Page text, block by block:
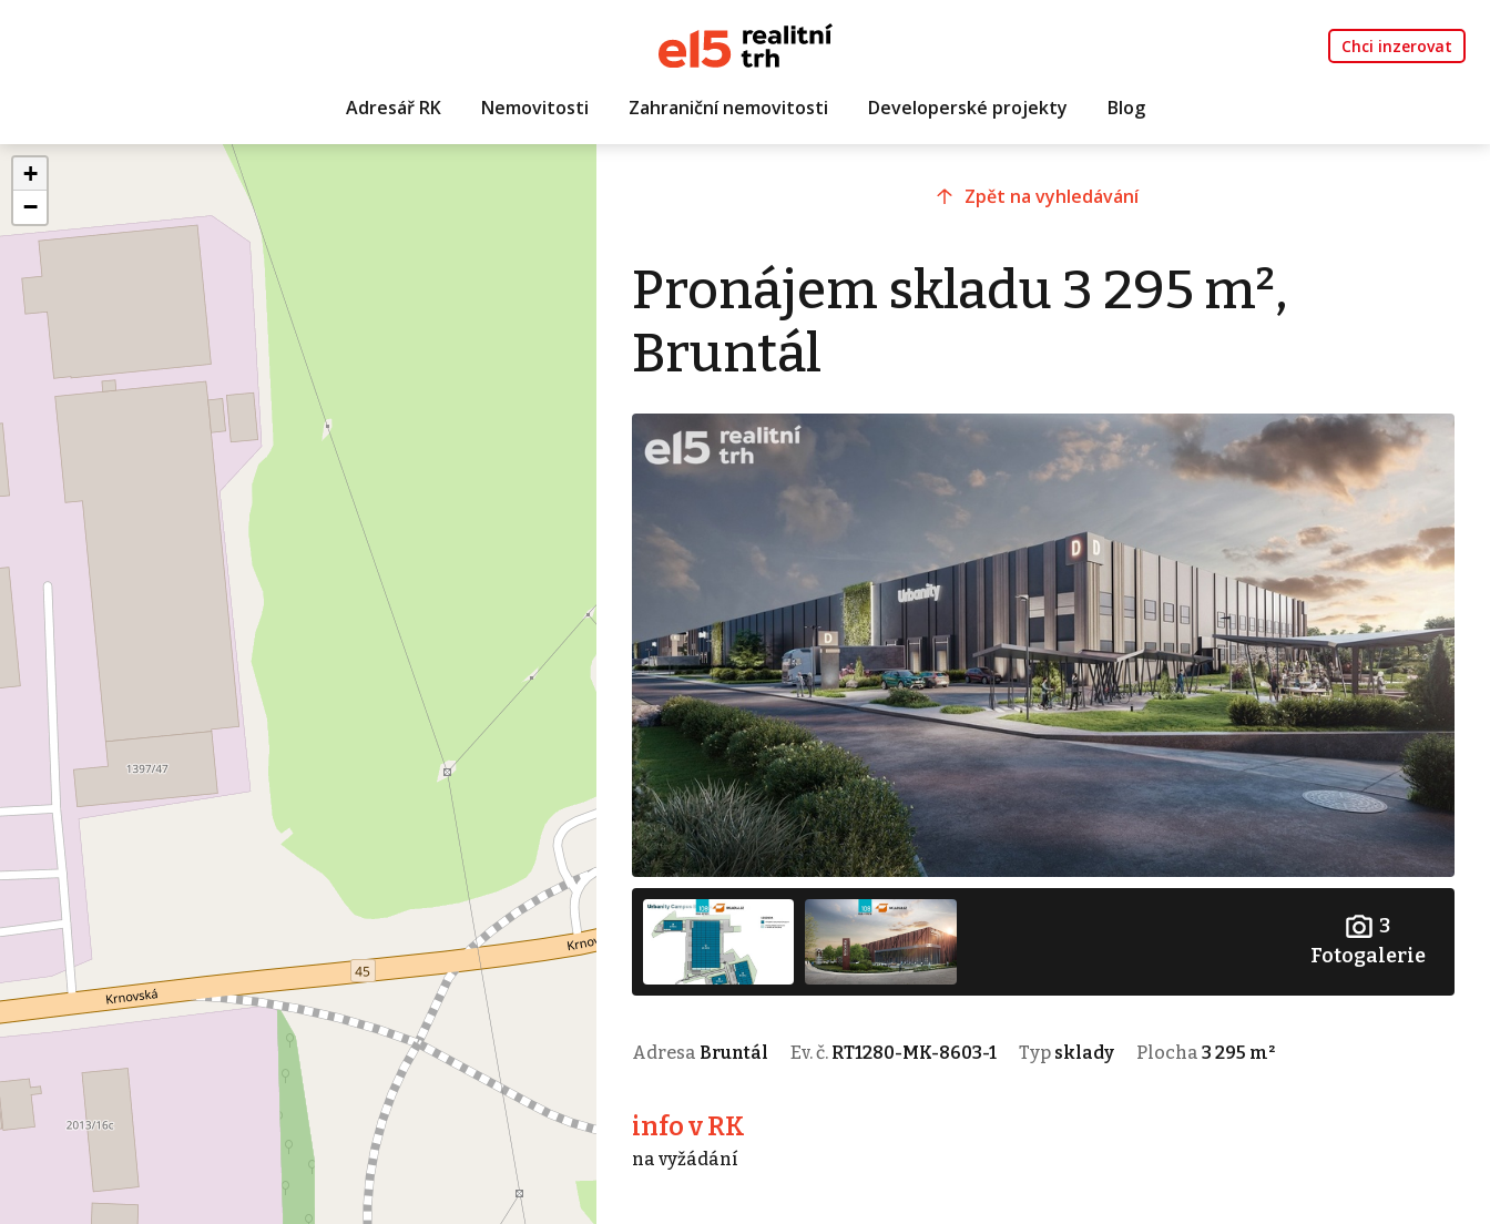
Chci inzerovat
Adresář RK Nemovitosti Zahraniční nemovitosti Developerské projekty Blog
+
−
Zpět na vyhledávání
Pronájem skladu 3 295 m²,
Bruntál
3
Fotogalerie
Adresa Bruntál Ev. č. RT1280-MK-8603-1 Typ sklady Plocha 3 295 m²
info v RK
na vyžádání